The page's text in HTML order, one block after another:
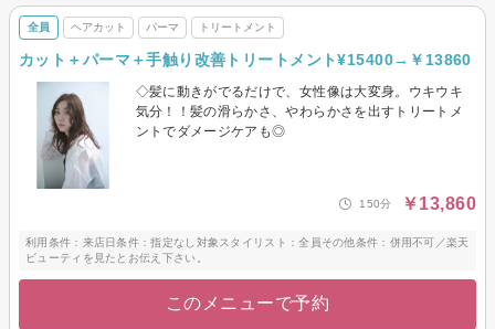
全員 ヘアカット パーマ トリートメント
カット＋パーマ＋手触り改善トリートメント¥15400→￥13860
◇髪に動きがでるだけで、女性像は大変身。ウキウキ
気分！！髪の滑らかさ、やわらかさを出すトリートメ
ントでダメージケアも◎
150分 ￥13,860
利用条件：来店日条件：指定なし対象スタイリスト：全員その他条件：併用不可／楽天
ビューティを見たとお伝え下さい。
このメニューで予約